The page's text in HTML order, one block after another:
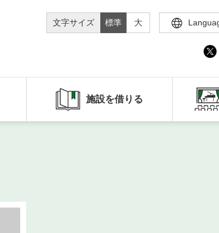
文字サイズ 標準 大
施設を借りる